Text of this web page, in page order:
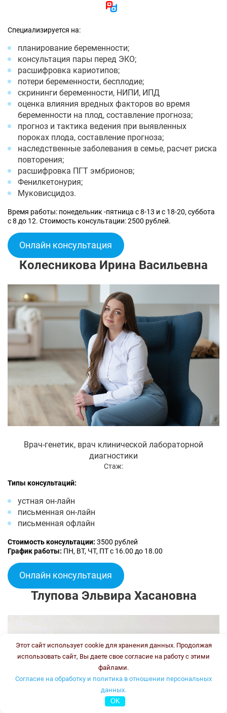
Специализируется на:
планирование беременности;
консультация пары перед ЭКО;
расшифровка кариотипов;
потери беременности, бесплодие;
скрининги беременности, НИПИ, ИПД
оценка влияния вредных факторов во время
беременности на плод, составление прогноза;
прогноз и тактика ведения при выявленных
пороках плода, составление прогноза;
наследственные заболевания в семье, расчет риска
повторения;
расшифровка ПГТ эмбрионов;
Фенилкетонурия;
Муковисцидоз.
Время работы: понедельник -пятница с 8-13 и с 18-20, суббота
с 8 до 12. Стоимость консультации: 2500 рублей.
Онлайн консультация
Колесникова Ирина Васильевна
Врач-генетик, врач клинической лабораторной
диагностики
Стаж:
Типы консультаций:
устная он-лайн
письменная он-лайн
письменная офлайн
Стоимость консультации: 3500 рублей
График работы: ПН, ВТ, ЧТ, ПТ с 16.00 до 18.00
Онлайн консультация
Тлупова Эльвира Хасановна
Этот сайт использует cookie для хранения данных. Продолжая
использовать сайт, Вы даете свое согласие на работу с этими
файлами.
Согласие на обработку и политика в отношении персональных
данных.
OK